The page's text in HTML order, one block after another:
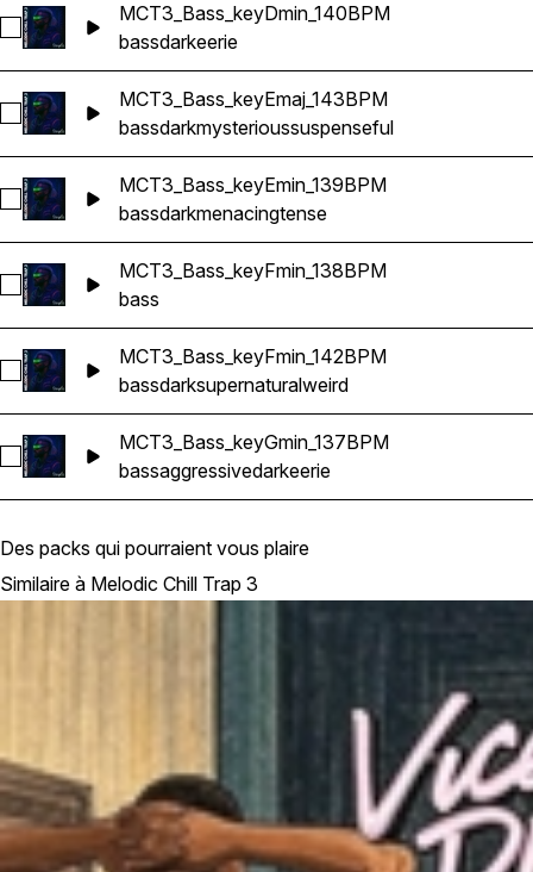
Sélectionnez MCT3_Bass_keyDmin_140BPM
MCT3_Bass_keyDmin_140BPM
bassdarkeerie
Sélectionnez MCT3_Bass_keyEmaj_143BPM
MCT3_Bass_keyEmaj_143BPM
bassdarkmysterioussuspenseful
Sélectionnez MCT3_Bass_keyEmin_139BPM
MCT3_Bass_keyEmin_139BPM
bassdarkmenacingtense
Sélectionnez MCT3_Bass_keyFmin_138BPM
MCT3_Bass_keyFmin_138BPM
bass
Sélectionnez MCT3_Bass_keyFmin_142BPM
MCT3_Bass_keyFmin_142BPM
bassdarksupernaturalweird
Sélectionnez MCT3_Bass_keyGmin_137BPM
MCT3_Bass_keyGmin_137BPM
bassaggressivedarkeerie
Des packs qui pourraient vous plaire
Similaire à Melodic Chill Trap 3